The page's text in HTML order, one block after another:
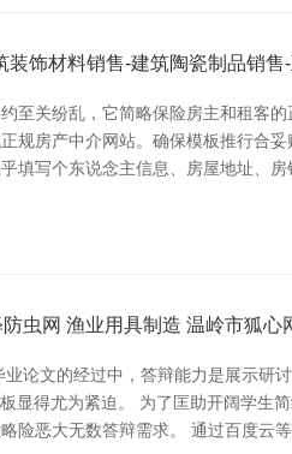
饰材料销售-建筑陶瓷制品销
至关纷乱，它简略保险房主和租客
规房产中介网站。确保模板推行合
填写个东说念主信息、房屋地址、
虫网 渔业用具制造 温岭市狐心
论文的经过中，答辩能力是展示研
显得尤为紧迫。 为了匡助开阔学生
险恶大无数答辩需求。 通过百度云